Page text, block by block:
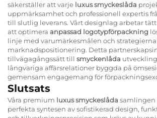
säkerställer att varje luxus smyckeslåda
uppmärksamhet och professionell expertis
till slutlig leverans. Vårt designlag arbetar
att optimera anpassad logotypförpackning
linje med varumärkesmålen och
marknadspositionering. Detta
tillvägagångssätt till smyckenlåda
långvariga affärsrelationer byggda på
gemensam engagemang för
Slutsats
Våra premium luxus smyckeslåda samlingen
perfekta syntesen av sofistikerad design,